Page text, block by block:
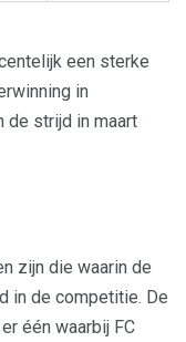
een sterke
in
de strijd in maart
zijn die waarin de
in de competitie. De
één waarbij FC